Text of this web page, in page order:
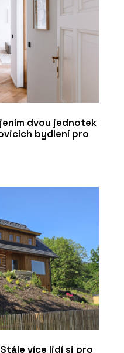
dvou jednotek
bydlení pro
více lidí si pro